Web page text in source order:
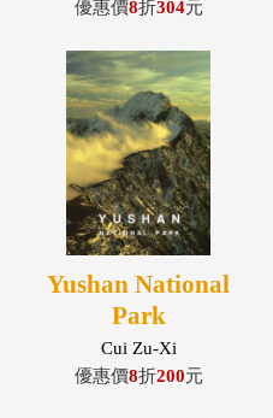
優惠價8折304元
Yushan National
Park
Cui Zu-Xi
優惠價8折200元